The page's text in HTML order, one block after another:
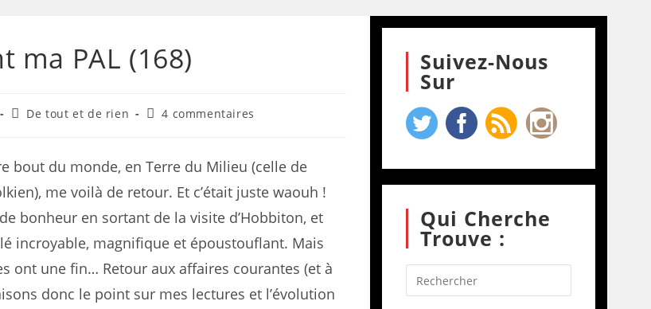
ma PAL (168)
De tout et de rien 4 commentaires
bout du monde, en Terre du Milieu (celle de
me voilà de retour. Et c’était juste waouh !
bonheur en sortant de la visite d’Hobbiton, et
incroyable, magnifique et époustouflant. Mais
ont une fin… Retour aux affaires courantes (et à
donc le point sur mes lectures et l’évolution
Suivez-Nous
Sur
Qui Cherche
Trouve :